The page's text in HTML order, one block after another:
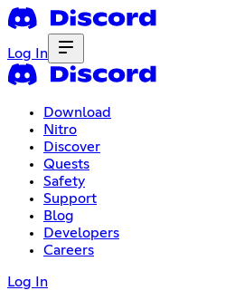
Log In
Download
Nitro
Discover
Quests
Safety
Support
Blog
Developers
Careers
Log In